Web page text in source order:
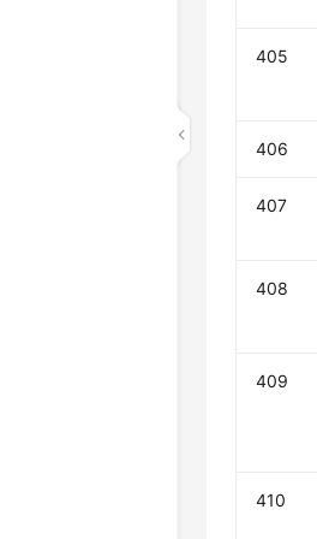
405
406
407
408
409
410